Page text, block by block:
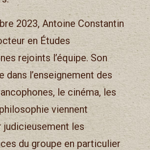
2023, Antoine Constantin
en Études
rejoints l’équipe. Son
dans l’enseignement des
le cinéma, les
viennent
les
du groupe en particulier